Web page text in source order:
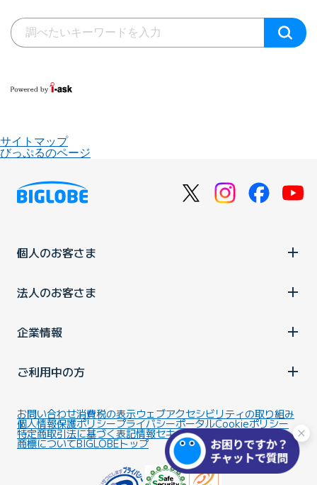
サイトマップ
びっぷるのページ
個人のお客さま
法人のお客さま
企業情報
ご利用中の方
お問い合わせ消費税の表示ウェブアクセシビリティの取り組み
個人情報保護ポリシープライバシーポータルCookieポリシー
特定商取引法に基づく表記情報セキュリティ基本方針
商標についてBIGLOBEトップ